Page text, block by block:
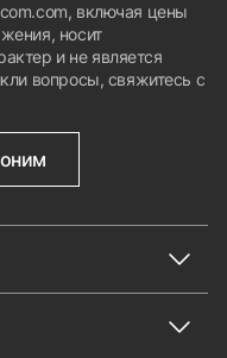
включая цены
носит
и не является
вопросы, свяжитесь с